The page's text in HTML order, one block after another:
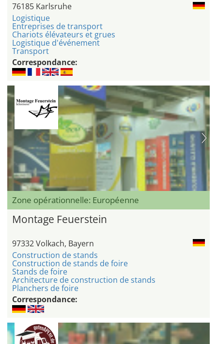
76185 Karlsruhe
Logistique
Entreprises de transport
Chariots élévateurs et grues
Logistique d'événement
Transport
Correspondance:
Zone opérationnelle: Européenne
Montage Feuerstein
97332 Volkach, Bayern
Construction de stands
Construction de stands de foire
Stands de foire
Architecture de construction de stands
Planchers de foire
Correspondance: